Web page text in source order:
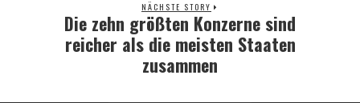
NÄCHSTE STORY
Next
post:
Die zehn größten Konzerne sind
reicher als die meisten Staaten
zusammen